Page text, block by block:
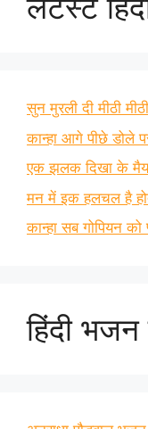
सुन मुरली दी मीठी
कान्हा आगे पीछे डोले
एक झलक दिखा के मैया
मन में इक हलचल है
कान्हा सब गोपियन को
हिंदी